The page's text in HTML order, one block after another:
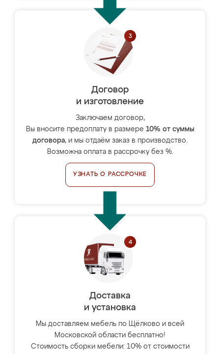
Договор
и изготовление
Заключаем договор,
Вы вносите предоплату в размере 10% от суммы
договора, и мы отдаём заказ в производство.
Возможна оплата в рассрочку без %.
УЗНАТЬ О РАССРОЧКЕ
Доставка
и установка
Мы доставляем мебель по Щёлково и всей
Московской области бесплатно!
Стоимость сборки мебели: 10% от стоимости